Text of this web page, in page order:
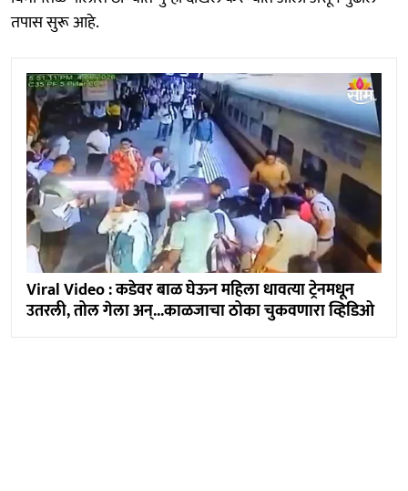
तपास सुरू आहे.
Viral Video : कडेवर बाळ घेऊन महिला धावत्या ट्रेनमधून
उतरली, तोल गेला अन्...काळजाचा ठोका चुकवणारा व्हिडिओ